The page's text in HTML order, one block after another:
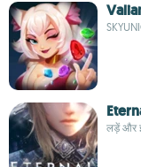
लड़ें और